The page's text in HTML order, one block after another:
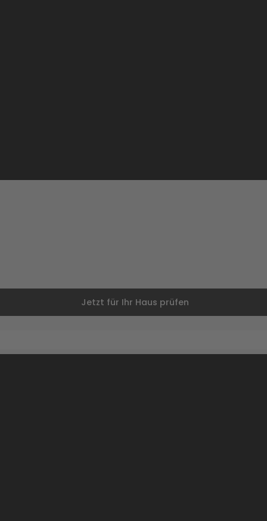
Jetzt für Ihr Haus prüfen